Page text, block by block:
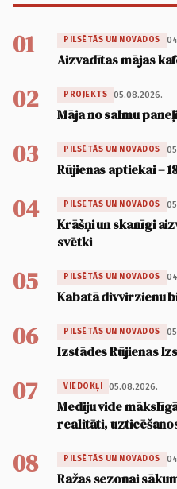
01 PILSĒTĀS UN NOVADOS
Aizvadītas mājas
02 PROJEKTS 05.08.2026.
Māja no salmu
03 PILSĒTĀS UN NOVADOS
Rūjienas aptiekai –
04 PILSĒTĀS UN NOVADOS
Krāšņi un skanīgi
svētki
05 PILSĒTĀS UN NOVADOS
Kabatā divvirzienu
06 PILSĒTĀS UN NOVADOS
Izstādes Rūjienas
07 VIEDOKĻI 05.08.2026.
Mediju vide
realitāti,
08 PILSĒTĀS UN NOVADOS
Ražas sezonai